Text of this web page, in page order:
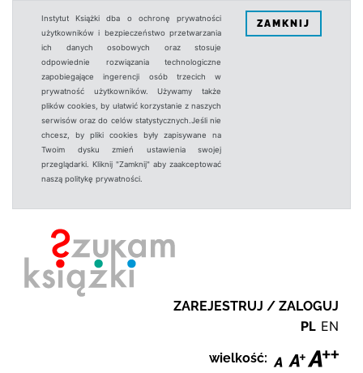
Instytut Książki dba o ochronę prywatności
użytkowników i bezpieczeństwo przetwarzania
ich danych osobowych oraz stosuje
odpowiednie rozwiązania technologiczne
zapobiegające ingerencji osób trzecich w
prywatność użytkowników. Używamy także
plików cookies, by ułatwić korzystanie z naszych
serwisów oraz do celów statystycznych.Jeśli nie
chcesz, by pliki cookies były zapisywane na
Twoim dysku zmień ustawienia swojej
przeglądarki. Kliknij "Zamknij" aby zaakceptować
naszą politykę prywatności.
ZAMKNIJ
ZAREJESTRUJ / ZALOGUJ
PL EN
wielkość: